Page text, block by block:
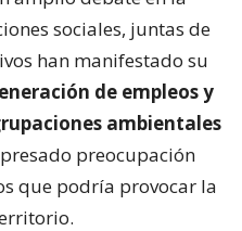
sociales, juntas de
han manifestado su
de empleos y
ambientales
preocupación
que podría provocar la